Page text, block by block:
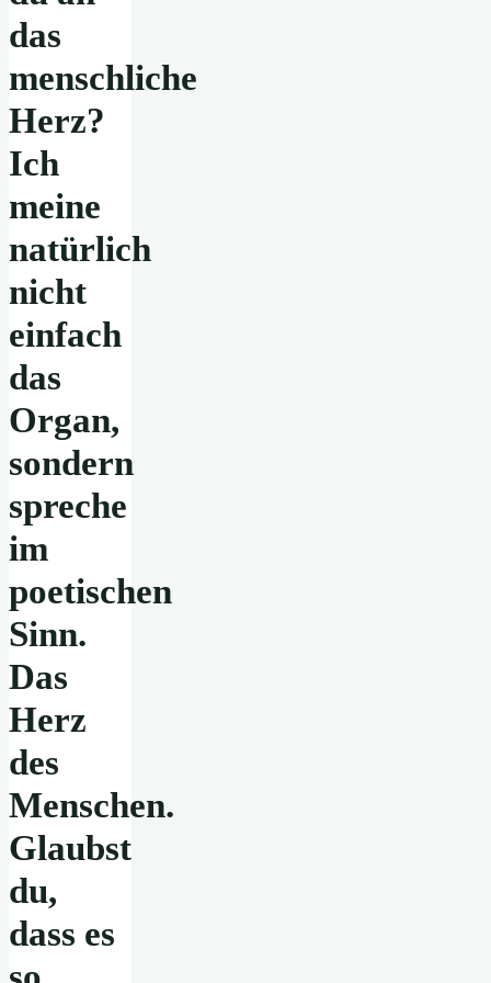
das
menschliche
Herz?
Ich
meine
natürlich
nicht
einfach
das
Organ,
sondern
spreche
im
poetischen
Sinn.
Das
Herz
des
Menschen.
Glaubst
du,
dass es